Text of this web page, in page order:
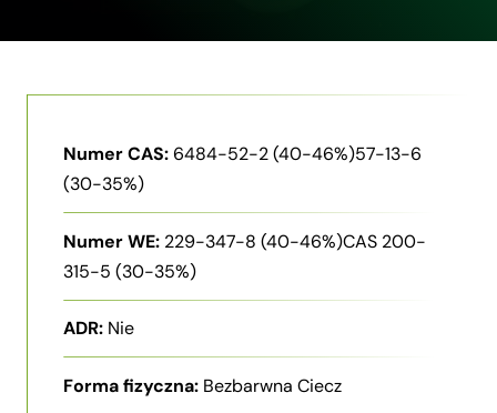
Numer CAS:6484-52-2 (40-46%)57-13-6
(30-35%)
Numer WE: 229-347-8 (40-46%)CAS 200-
315-5 (30-35%)
ADR: Nie
Forma fizyczna: Bezbarwna Ciecz